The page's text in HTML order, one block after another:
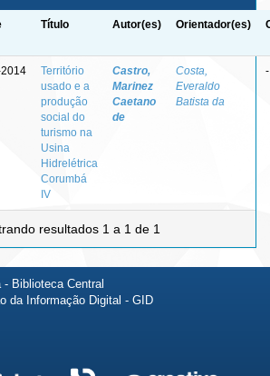
Título Autor(es) Orientador(es)
Território
usado e a
produção
social do
turismo na
Usina
Hidrelétrica
Corumbá
IV
Castro,
Marinez
Caetano
de
Costa,
Everaldo
Batista da
-
resultados 1 a 1 de 1
Biblioteca Central
da Informação Digital - GID